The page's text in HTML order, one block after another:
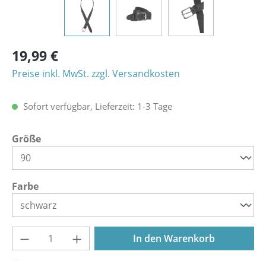
19,99 €
Preise inkl. MwSt. zzgl. Versandkosten
Sofort verfügbar, Lieferzeit: 1-3 Tage
Größeauswählen
Farbeauswählen
Produkt Anzahl: Gib den gewünschten
In den Warenkorb